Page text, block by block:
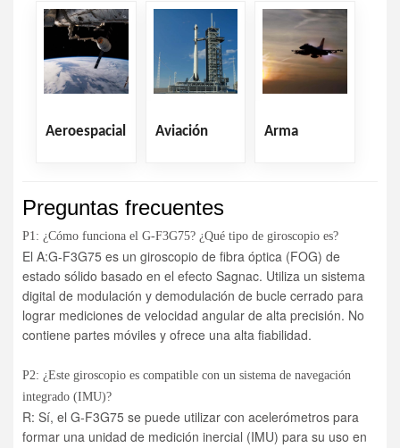
Aeroespacial Aviación Arma
Preguntas frecuentes
P1: ¿Cómo funciona el G-F3G75? ¿Qué tipo de giroscopio es?
El A:G-F3G75 es un giroscopio de fibra óptica (FOG) de
estado sólido basado en el efecto Sagnac. Utiliza un sistema
digital de modulación y demodulación de bucle cerrado para
lograr mediciones de velocidad angular de alta precisión. No
contiene partes móviles y ofrece una alta fiabilidad.
P2: ¿Este giroscopio es compatible con un sistema de navegación
integrado (IMU)?
R: Sí, el G-F3G75 se puede utilizar con acelerómetros para
formar una unidad de medición inercial (IMU) para su uso en